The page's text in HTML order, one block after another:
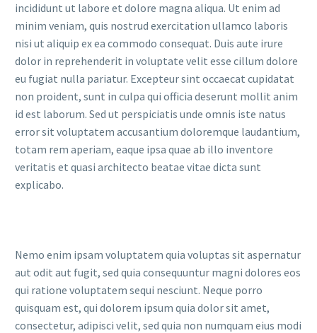
incididunt ut labore et dolore magna aliqua. Ut enim ad
minim veniam, quis nostrud exercitation ullamco laboris
nisi ut aliquip ex ea commodo consequat. Duis aute irure
dolor in reprehenderit in voluptate velit esse cillum dolore
eu fugiat nulla pariatur. Excepteur sint occaecat cupidatat
non proident, sunt in culpa qui officia deserunt mollit anim
id est laborum. Sed ut perspiciatis unde omnis iste natus
error sit voluptatem accusantium doloremque laudantium,
totam rem aperiam, eaque ipsa quae ab illo inventore
veritatis et quasi architecto beatae vitae dicta sunt
explicabo.
Nemo enim ipsam voluptatem quia voluptas sit aspernatur
aut odit aut fugit, sed quia consequuntur magni dolores eos
qui ratione voluptatem sequi nesciunt. Neque porro
quisquam est, qui dolorem ipsum quia dolor sit amet,
consectetur, adipisci velit, sed quia non numquam eius modi